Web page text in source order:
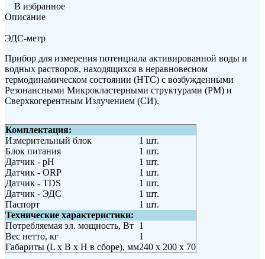
В избранное
Описание
ЭДС-метр
Прибор для измерения потенциала активированной воды и
водных растворов, находящихся в неравновесном
термодинамическом состоянии (НТС) с возбужденными
Резонансными Микрокластерными структурами (РМ) и
Сверхкогерентным Излучением (СИ).
Комплектация:
Измерительный блок
1 шт.
Блок питания
1 шт.
Датчик - pH
1 шт.
Датчик - ORP
1 шт.
Датчик - TDS
1 шт.
Датчик - ЭДС
1 шт.
Паспорт
1 шт.
Технические характеристики:
Потребляемая эл. мощность, Вт 1
Вес нетто, кг
1
Габариты (L x B x H в сборе), мм240 x 200 x 70